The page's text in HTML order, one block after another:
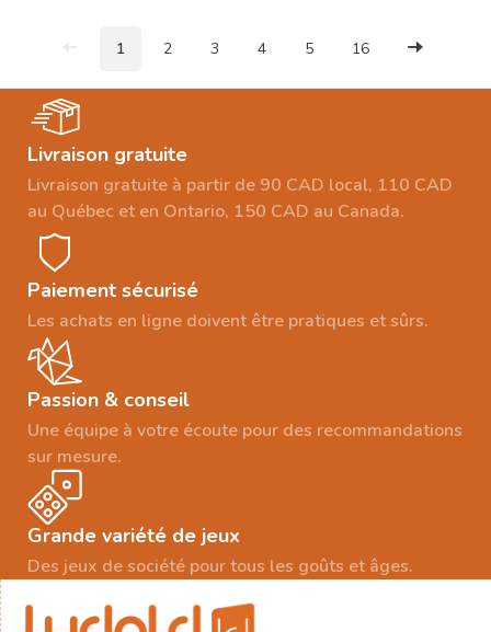
1 2 3 4 5 16
Livraison gratuite
Livraison gratuite à partir de 90 CAD local, 110 CAD
au Québec et en Ontario, 150 CAD au Canada.
Paiement sécurisé
Les achats en ligne doivent être pratiques et sûrs.
Passion & conseil
Une équipe à votre écoute pour des recommandations
sur mesure.
Grande variété de jeux
Des jeux de société pour tous les goûts et âges.